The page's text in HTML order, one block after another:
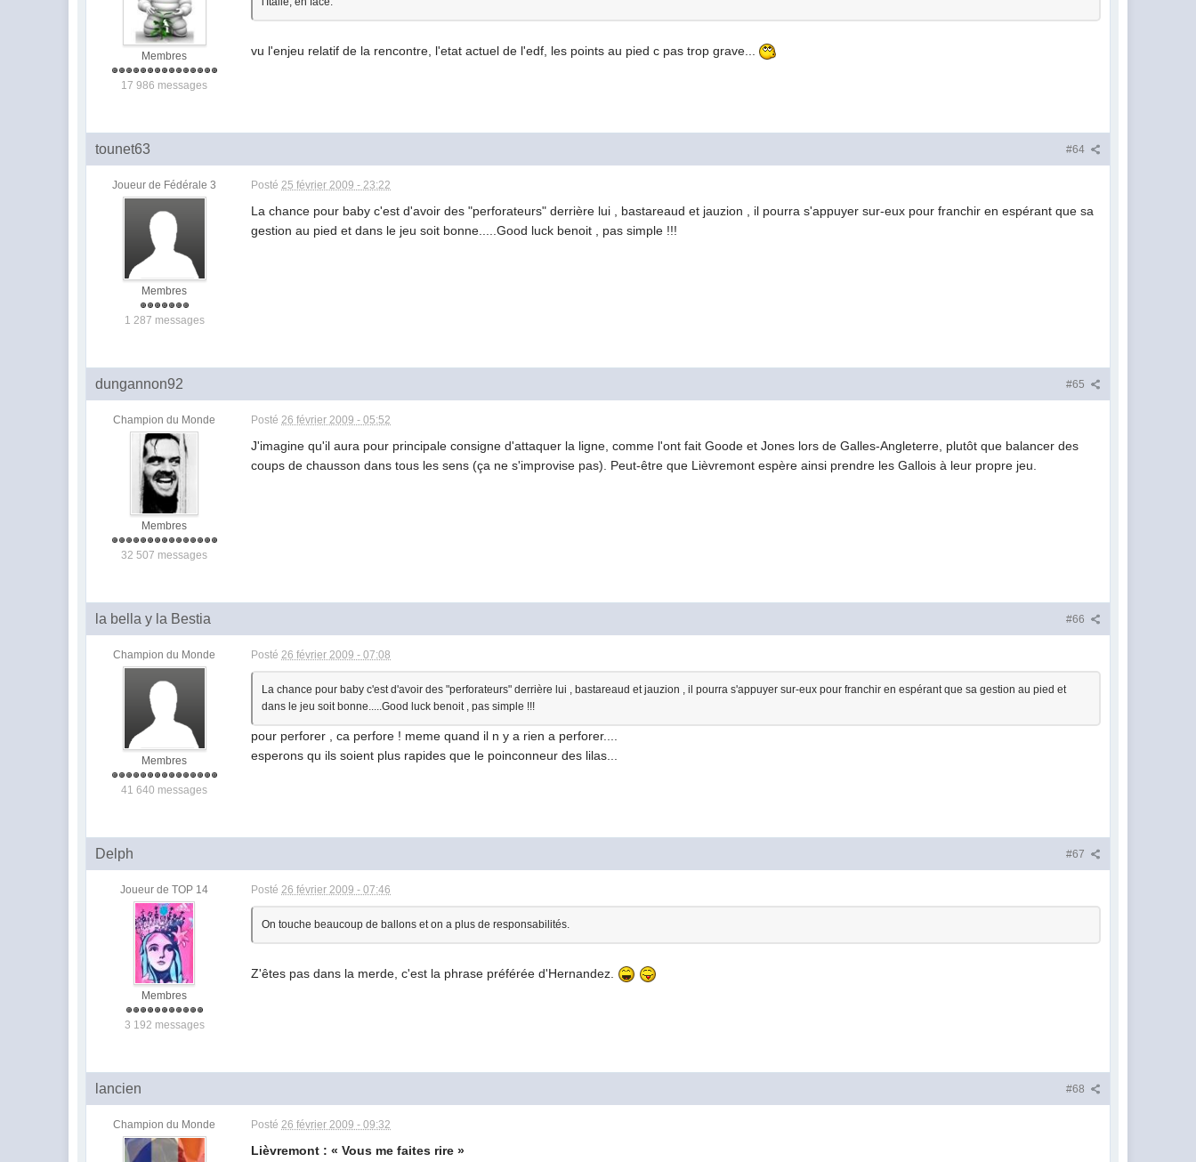
Membres
17 986 messages
vu l'enjeu relatif de la rencontre, l'etat actuel de l'edf, les points au pied c pas trop grave...
#64
tounet63
Joueur de Fédérale 3
Membres
1 287 messages
Posté25 février 2009 - 23:22
La chance pour baby c'est d'avoir des "perforateurs" derrière lui , bastareaud et jauzion , il pourra s'appuyer sur-eux pour franchir en espérant que sa
gestion au pied et dans le jeu soit bonne.....Good luck benoit , pas simple !!!
#65
dungannon92
Champion du Monde
Membres
32 507 messages
Posté26 février 2009 - 05:52
J'imagine qu'il aura pour principale consigne d'attaquer la ligne, comme l'ont fait Goode et Jones lors de Galles-Angleterre, plutôt que balancer des
coups de chausson dans tous les sens (ça ne s'improvise pas). Peut-être que Lièvremont espère ainsi prendre les Gallois à leur propre jeu.
#66
la bella y la Bestia
Champion du Monde
Membres
41 640 messages
Posté26 février 2009 - 07:08
La chance pour baby c'est d'avoir des "perforateurs" derrière lui , bastareaud et jauzion , il pourra s'appuyer sur-eux pour franchir en espérant que sa gestion au pied et
dans le jeu soit bonne.....Good luck benoit , pas simple !!!
pour perforer , ca perfore ! meme quand il n y a rien a perforer....
esperons qu ils soient plus rapides que le poinconneur des lilas...
#67
Delph
Joueur de TOP 14
Membres
3 192 messages
Posté26 février 2009 - 07:46
On touche beaucoup de ballons et on a plus de responsabilités.
Z'êtes pas dans la merde, c'est la phrase préférée d'Hernandez.
#68
lancien
Champion du Monde Posté26 février 2009 - 09:32
Lièvremont : « Vous me faites rire »